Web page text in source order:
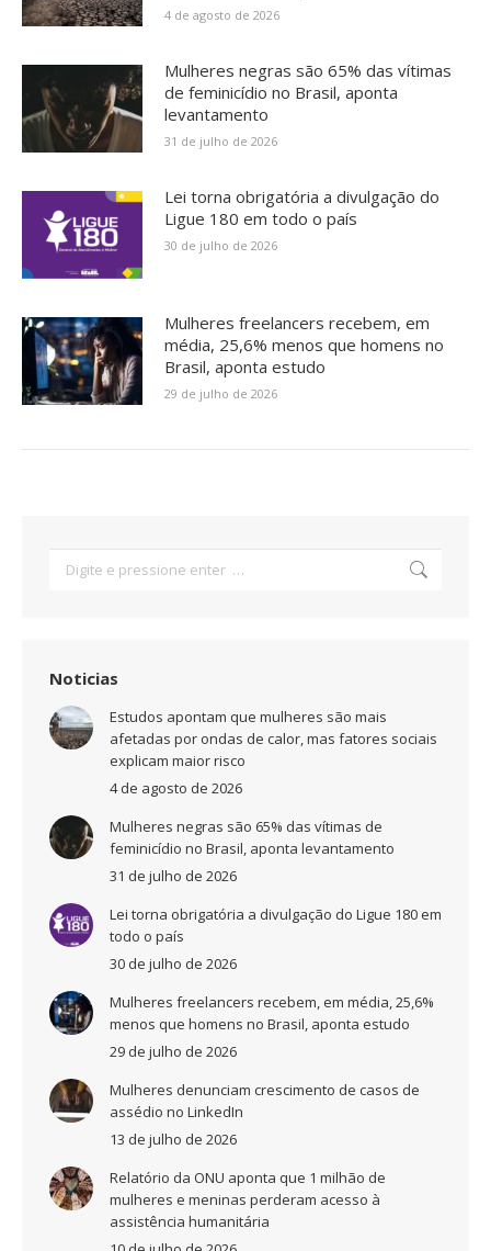
4 de agosto de 2026
Mulheres negras são 65% das vítimas
de feminicídio no Brasil, aponta
levantamento
31 de julho de 2026
Lei torna obrigatória a divulgação do
Ligue 180 em todo o país
30 de julho de 2026
Mulheres freelancers recebem, em
média, 25,6% menos que homens no
Brasil, aponta estudo
29 de julho de 2026
Noticias
Estudos apontam que mulheres são mais
afetadas por ondas de calor, mas fatores sociais
explicam maior risco
4 de agosto de 2026
Mulheres negras são 65% das vítimas de
feminicídio no Brasil, aponta levantamento
31 de julho de 2026
Lei torna obrigatória a divulgação do Ligue 180 em
todo o país
30 de julho de 2026
Mulheres freelancers recebem, em média, 25,6%
menos que homens no Brasil, aponta estudo
29 de julho de 2026
Mulheres denunciam crescimento de casos de
assédio no LinkedIn
13 de julho de 2026
Relatório da ONU aponta que 1 milhão de
mulheres e meninas perderam acesso à
assistência humanitária